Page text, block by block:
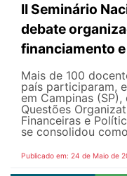
II Seminário
debate
financiamento
Mais de 100
país participaram,
em Campinas
Questões
Financeiras e
se consolidou
Publicado em: 24 de Maio de